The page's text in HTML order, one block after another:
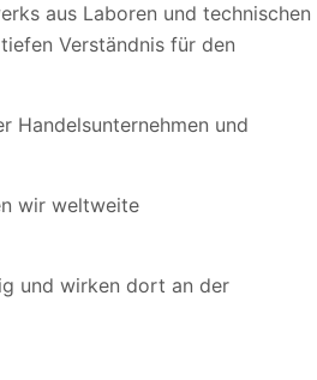
aus Laboren und technischen
Verständnis für den
Handelsunternehmen und
wir weltweite
und wirken dort an der